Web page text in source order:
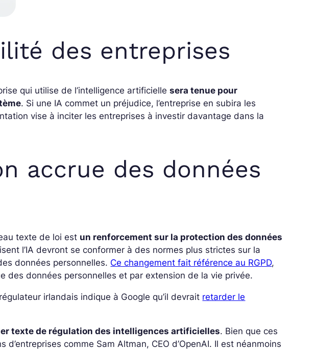
des entreprises
qui utilise de l’intelligence artificiellesera tenue pour
. Si une IA commet un préjudice, l’entreprise en subira les
vise à inciter les entreprises à investir davantage dans la
accrue des données
texte de loi est un renforcement sur la protection des données
l’IA devront se conformer à des normes plus strictes sur la
données personnelles. Ce changement fait référence au RGPD,
des données personnelles et par extension de la vie privée.
irlandais indique à Google qu’il devrait retarder le
texte de régulation des intelligences artificielles. Bien que ces
comme Sam Altman, CEO d’OpenAI. Il est néanmoins